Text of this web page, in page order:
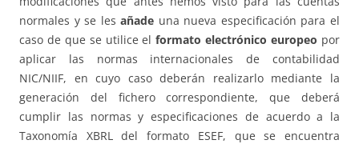
normales y se lesañade una nueva especificación para el
caso de que se utilice elformato electrónico europeo por
aplicar las normas internacionales de contabilidad
NIC/NIIF, en cuyo caso deberán realizarlo mediante la
generación del fichero correspondiente, que deberá
cumplir las normas y especificaciones de acuerdo a la
Taxonomía XBRL del formato ESEF, que se encuentra